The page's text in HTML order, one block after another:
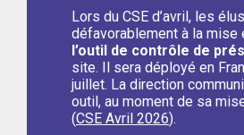
Lors du CSE d’avril, les
défavorablement à la mise
l’outil de contrôle de
site. Il sera déployé en
juillet. La direction
outil, au moment de sa
(CSE Avril 2026).